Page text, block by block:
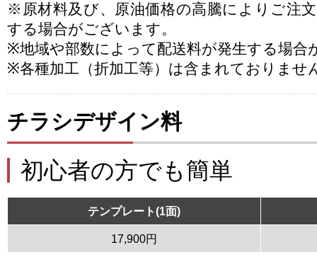
※原材料及び、原油価格の高騰によりご注
する場合がございます。
※地域や部数によって配送料が発生する場合
※各種加工（折加工等）は含まれておりませ
チラシデザイン料
初心者の方でも簡単
テンプレート(1面)
17,900円